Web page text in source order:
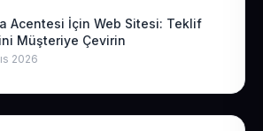
Acentesi İçin Web Sitesi: Teklif
Müşteriye Çevirin
2026